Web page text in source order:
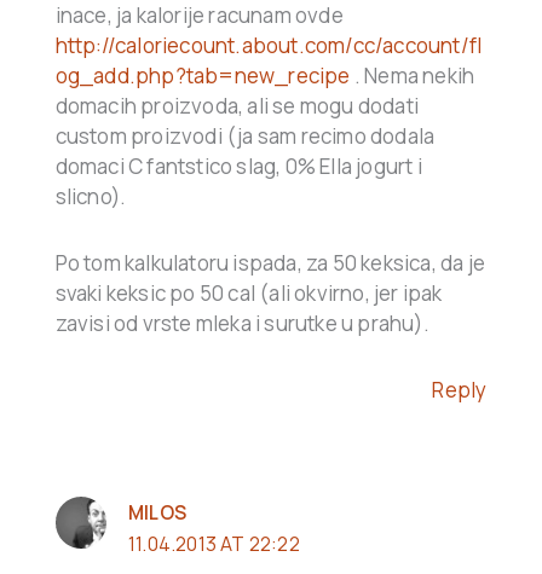
inace, ja kalorije racunam ovde
http://caloriecount.about.com/cc/account/fl
og_add.php?tab=new_recipe . Nema nekih
domacih proizvoda, ali se mogu dodati
custom proizvodi (ja sam recimo dodala
domaci C fantstico slag, 0% Ella jogurt i
slicno).
Po tom kalkulatoru ispada, za 50 keksica, da je
svaki keksic po 50 cal (ali okvirno, jer ipak
zavisi od vrste mleka i surutke u prahu).
Reply
MILOS
11.04.2013 AT 22:22